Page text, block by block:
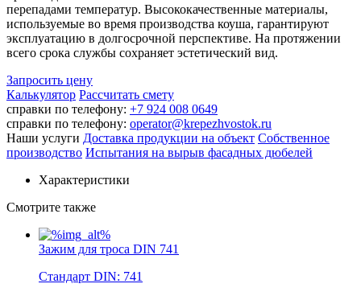
перепадами температур. Высококачественные материалы,
используемые во время производства коуша, гарантируют
эксплуатацию в долгосрочной перспективе. На протяжении
всего срока службы сохраняет эстетический вид.
Запросить цену
Калькулятор Рассчитать смету
справки по телефону: +7 924 008 0649
справки по телефону: operator@krepezhvostok.ru
Наши услуги Доставка продукции на объект Собственное
производство Испытания на вырыв фасадных дюбелей
Характеристики
Смотрите также
Зажим для троса DIN 741
Стандарт DIN: 741